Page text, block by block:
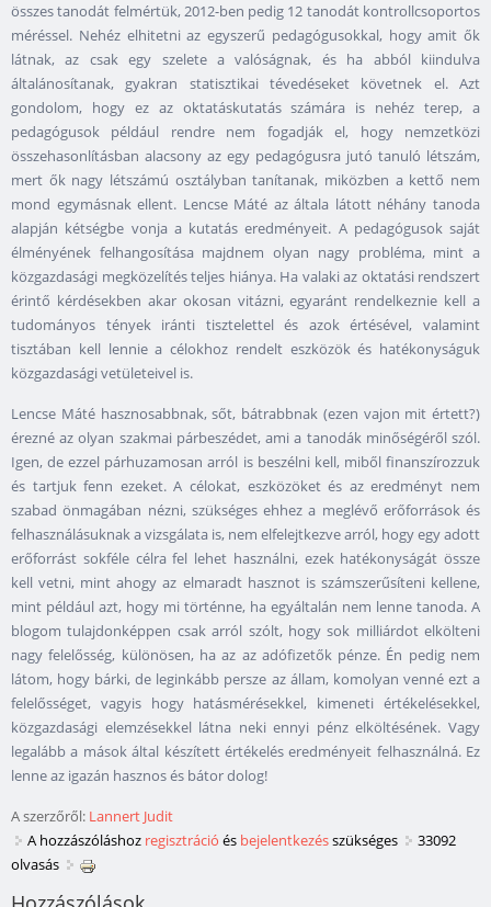
összes tanodát felmértük, 2012-ben pedig 12 tanodát kontrollcsoportos
méréssel. Nehéz elhitetni az egyszerű pedagógusokkal, hogy amit ők
látnak, az csak egy szelete a valóságnak, és ha abból kiindulva
általánosítanak, gyakran statisztikai tévedéseket követnek el. Azt
gondolom, hogy ez az oktatáskutatás számára is nehéz terep, a
pedagógusok például rendre nem fogadják el, hogy nemzetközi
összehasonlításban alacsony az egy pedagógusra jutó tanuló létszám,
mert ők nagy létszámú osztályban tanítanak, miközben a kettő nem
mond egymásnak ellent. Lencse Máté az általa látott néhány tanoda
alapján kétségbe vonja a kutatás eredményeit. A pedagógusok saját
élményének felhangosítása majdnem olyan nagy probléma, mint a
közgazdasági megközelítés teljes hiánya. Ha valaki az oktatási rendszert
érintő kérdésekben akar okosan vitázni, egyaránt rendelkeznie kell a
tudományos tények iránti tisztelettel és azok értésével, valamint
tisztában kell lennie a célokhoz rendelt eszközök és hatékonyságuk
közgazdasági vetületeivel is.
Lencse Máté hasznosabbnak, sőt, bátrabbnak (ezen vajon mit értett?)
érezné az olyan szakmai párbeszédet, ami a tanodák minőségéről szól.
Igen, de ezzel párhuzamosan arról is beszélni kell, miből finanszírozzuk
és tartjuk fenn ezeket. A célokat, eszközöket és az eredményt nem
szabad önmagában nézni, szükséges ehhez a meglévő erőforrások és
felhasználásuknak a vizsgálata is, nem elfelejtkezve arról, hogy egy adott
erőforrást sokféle célra fel lehet használni, ezek hatékonyságát össze
kell vetni, mint ahogy az elmaradt hasznot is számszerűsíteni kellene,
mint például azt, hogy mi történne, ha egyáltalán nem lenne tanoda. A
blogom tulajdonképpen csak arról szólt, hogy sok milliárdot elkölteni
nagy felelősség, különösen, ha az az adófizetők pénze. Én pedig nem
látom, hogy bárki, de leginkább persze az állam, komolyan venné ezt a
felelősséget, vagyis hogy hatásmérésekkel, kimeneti értékelésekkel,
közgazdasági elemzésekkel látna neki ennyi pénz elköltésének. Vagy
legalább a mások által készített értékelés eredményeit felhasználná. Ez
lenne az igazán hasznos és bátor dolog!
A szerzőről: Lannert Judit
A hozzászóláshoz regisztráció és bejelentkezésszükséges
33092
olvasás